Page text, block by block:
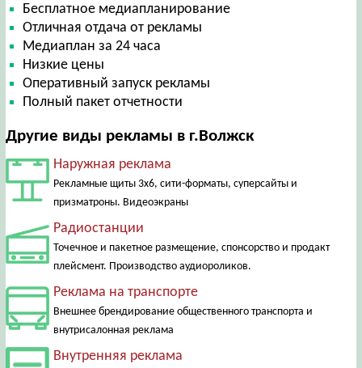
Бесплатное медиапланирование
Отличная отдача от рекламы
Медиаплан за 24 часа
Низкие цены
Оперативный запуск рекламы
Полный пакет отчетности
Другие виды рекламы в г.Волжск
Наружная реклама
Рекламные щиты 3х6, сити-форматы, суперсайты и
призматроны. Видеоэкраны
Радиостанции
Точечное и пакетное размещение, спонсорство и продакт
плейсмент. Производство аудиороликов.
Реклама на транспорте
Внешнее брендирование общественного транспорта и
внутрисалонная реклама
Внутренняя реклама